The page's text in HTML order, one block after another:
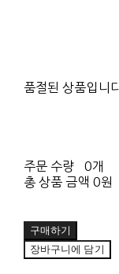
품절된 상품입니
주문 수량
0개
총 상품 금액 0원
구매하기
장바구니에 담기